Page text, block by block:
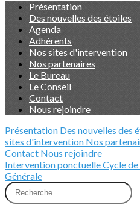
Présentation
Des nouvelles des étoiles
Agenda
Adhérents
Nos sites d'intervention
Nos partenaires
Le Bureau
Le Conseil
Contact
Nous rejoindre
Présentation Des nouvelles des
sites d'intervention Nos
Contact Nous rejoindre
Intervention ponctuelleCycle
Générale